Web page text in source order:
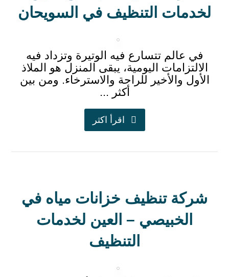
لخدمات التنظيف في السويحان
في عالم تتسارع فيه الوتيرة وتزداد فيه
الالتزامات اليومية، يبقى المنزل هو الملاذ
الأول والأخير للراحة والاسترخاء. ومن بين
أكثر ...
اقرأ اكثر
شركة تنظيف خزانات مياه في
الخبيصي – العين لخدمات
التنظيف